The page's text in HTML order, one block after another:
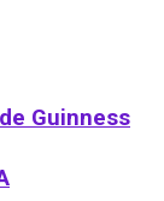
Guinness